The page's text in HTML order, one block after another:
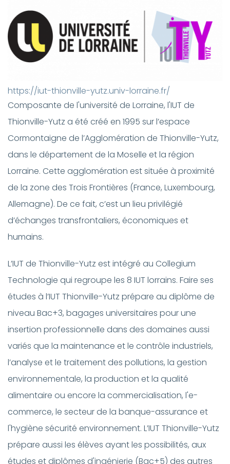
https://iut-thionville-yutz.univ-lorraine.fr/
Composante de l'université de Lorraine, l'IUT de
Thionville-Yutz a été créé en 1995 sur l’espace
Cormontaigne de l’Agglomération de Thionville-Yutz,
dans le départementde la Moselle et la région
Lorraine. Cette agglomération est située à proximité
de la zone des Trois Frontières (France, Luxembourg,
Allemagne). De ce fait, c’est un lieu privilégié
d’échanges transfrontaliers, économiques et
humains.
L’IUT de Thionville-Yutz est intégré au Collegium
Technologie qui regroupe les 8 IUT lorrains. Faire ses
études à l’IUT Thionville-Yutz prépare au diplôme de
niveau Bac+3, bagages universitaires pour une
insertion professionnelle dans des domaines aussi
variés que la maintenance et le contrôle industriels,
l’analyse et le traitement des pollutions, la gestion
environnementale, la production et la qualité
alimentaire ou encore la commercialisation, l'e-
commerce, le secteur de la banque-assurance et
l'hygiène sécurité environnement. L’IUT Thionville-Yutz
prépare aussi les élèves ayant les possibilités, aux
études et diplômes d'ingénierie (Bac+5) des autres